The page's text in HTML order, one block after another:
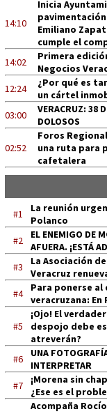
14:10
Inicia
Emiliano
cumple el
14:02
Primera
Negocios
12:24
¿Por qué es
un cártel
03:00
VERACRUZ: 38
DOLOSOS
02:52
Foros
una ruta para
cafetalera
#1
La reunión
Polanco
#2
EL ENEMIGO DE
AFUERA. ¡ESTÁ
#3
La Asociación
Veracruz
#4
Para ponerse
veracruzana: En
#5
¡Ojo! El
despojo debe
atreverán?
#6
UNA
INTERPRETAR
#7
¡Morena sin
¿Ese es el
Acompaña